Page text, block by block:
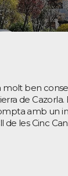
molt ben
de Cazorla.
amb un
de les Cinc